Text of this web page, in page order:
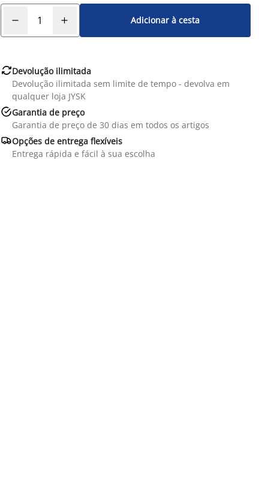
Adicionar à cesta
Devolução ilimitada
Devolução ilimitada sem limite de tempo - devolva em
qualquer loja JYSK
Garantia de preço
Garantia de preço de 30 dias em todos os artigos
Opções de entrega flexíveis
Entrega rápida e fácil à sua escolha